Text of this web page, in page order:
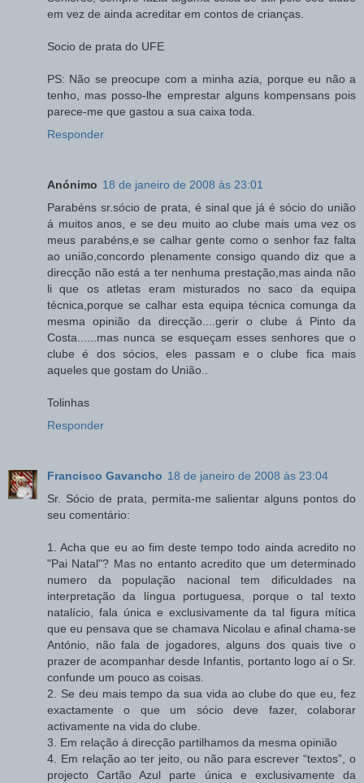
em vez de ainda acreditar em contos de crianças.
Socio de prata do UFE
PS: Não se preocupe com a minha azia, porque eu não a
tenho, mas posso-lhe emprestar alguns kompensans pois
parece-me que gastou a sua caixa toda.
Responder
Anónimo 18 de janeiro de 2008 às 23:01
Parabéns sr.sócio de prata, é sinal que já é sócio do união
á muitos anos, e se deu muito ao clube mais uma vez os
meus parabéns,e se calhar gente como o senhor faz falta
ao união,concordo plenamente consigo quando diz que a
direcção não está a ter nenhuma prestação,mas ainda não
li que os atletas eram misturados no saco da equipa
técnica,porque se calhar esta equipa técnica comunga da
mesma opinião da direcção....gerir o clube á Pinto da
Costa......mas nunca se esqueçam esses senhores que o
clube é dos sócios, eles passam e o clube fica mais
aqueles que gostam do União..
Tolinhas
Responder
Francisco Gavancho 18 de janeiro de 2008 às 23:04
Sr. Sócio de prata, permita-me salientar alguns pontos do
seu comentário:
1. Acha que eu ao fim deste tempo todo ainda acredito no
"Pai Natal"? Mas no entanto acredito que um determinado
numero da população nacional tem dificuldades na
interpretação da língua portuguesa, porque o tal texto
natalício, fala única e exclusivamente da tal figura mítica
que eu pensava que se chamava Nicolau e afinal chama-se
António, não fala de jogadores, alguns dos quais tive o
prazer de acompanhar desde Infantis, portanto logo aí o Sr.
confunde um pouco as coisas.
2. Se deu mais tempo da sua vida ao clube do que eu, fez
exactamente o que um sócio deve fazer, colaborar
activamente na vida do clube.
3. Em relação á direcção partilhamos da mesma opinião
4. Em relação ao ter jeito, ou não para escrever “textos”, o
projecto Cartão Azul parte única e exclusivamente da